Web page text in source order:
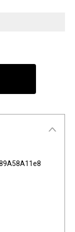
the 20th a
are nostalgic pictogra
color."